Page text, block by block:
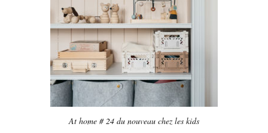
At home # 24 du nouveau chez les kids